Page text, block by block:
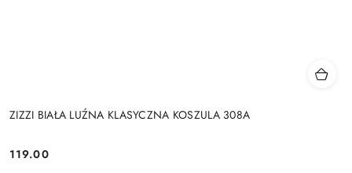
ZIZZI BIAŁA LUŹNA KLASYCZNA KOSZULA 308A
Cena:
119.00